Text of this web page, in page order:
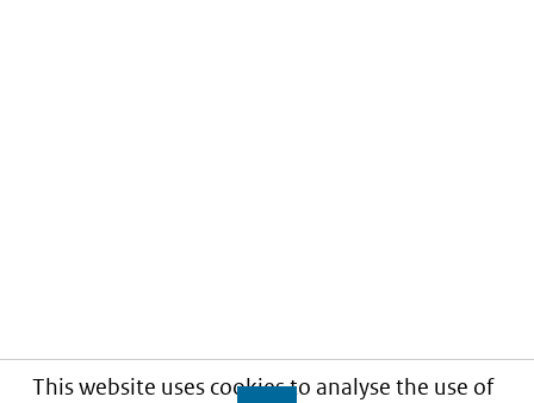
This website uses cookies to analyse the use of